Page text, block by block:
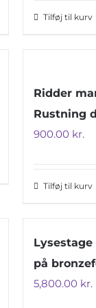
Tilføj til kurv
Ridder
Rustning
900.00 kr.
Tilføj til kurv
på
5,800.00 kr.